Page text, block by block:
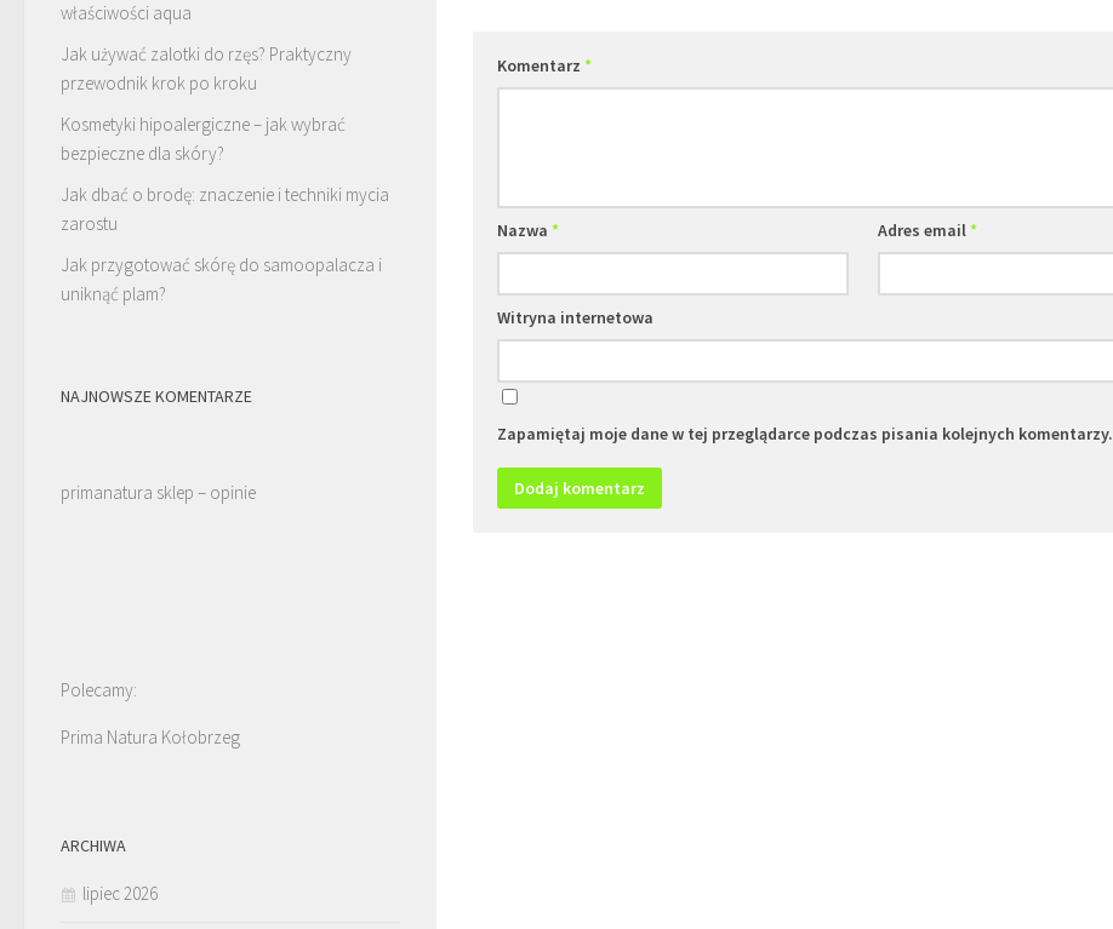
Komentarz *
Nazwa * Adres email*
Witryna internetowa
Zapamiętaj moje dane w tej przeglądarce podczas pisania kolejnych komentarzy.
właściwości aqua
Jak używać zalotki do rzęs? Praktyczny
przewodnik krok po kroku
Kosmetyki hipoalergiczne – jak wybrać
bezpieczne dla skóry?
Jak dbać o brodę: znaczenie i techniki mycia
zarostu
Jak przygotować skórę do samoopalacza i
uniknąć plam?
NAJNOWSZE KOMENTARZE
primanatura sklep – opinie
Polecamy:
Prima Natura Kołobrzeg
ARCHIWA
lipiec 2026